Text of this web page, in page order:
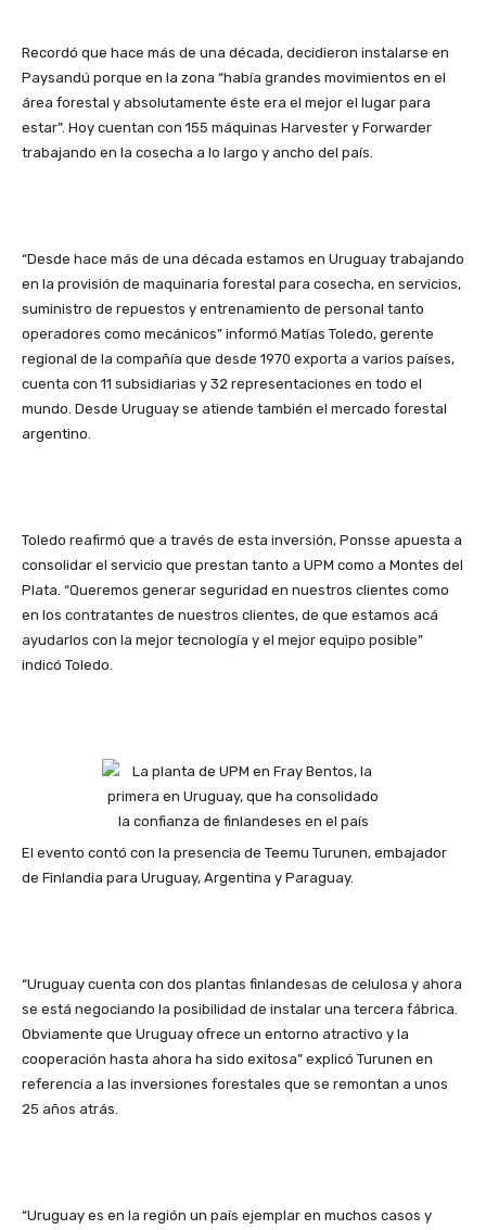
Recordó que hace más de una década, decidieron instalarse en
Paysandú porque en la zona “había grandes movimientos en el
área forestal y absolutamente éste era el mejor el lugar para
estar”. Hoy cuentan con 155 máquinas Harvester y Forwarder
trabajando en la cosecha a lo largo y ancho del país.
“Desde hace más de una década estamos en Uruguay trabajando
en la provisión de maquinaria forestal para cosecha, en servicios,
suministro de repuestos y entrenamiento de personal tanto
operadores como mecánicos” informó Matías Toledo, gerente
regional de la compañía que desde 1970 exporta a varios países,
cuenta con 11 subsidiarias y 32 representaciones en todo el
mundo. Desde Uruguay se atiende también el mercado forestal
argentino.
Toledo reafirmó que a través de esta inversión, Ponsse apuesta a
consolidar el servicio que prestan tanto a UPM como a Montes del
Plata. “Queremos generar seguridad en nuestros clientes como
en los contratantes de nuestros clientes, de que estamos acá
ayudarlos con la mejor tecnología y el mejor equipo posible”
indicó Toledo.
El evento contó con la presencia de Teemu Turunen, embajador
de Finlandia para Uruguay, Argentina y Paraguay.
“Uruguay cuenta con dos plantas finlandesas de celulosa y ahora
se está negociando la posibilidad de instalar una tercera fábrica.
Obviamente que Uruguay ofrece un entorno atractivo y la
cooperación hasta ahora ha sido exitosa” explicó Turunen en
referencia a las inversiones forestales que se remontan a unos
25 años atrás.
“Uruguay es en la región un país ejemplar en muchos casos y